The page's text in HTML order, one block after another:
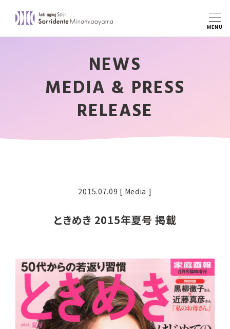
NEWS
MEDIA & PRESS
RELEASE
2015.07.09 [ Media ]
ときめき 2015年夏号 掲載